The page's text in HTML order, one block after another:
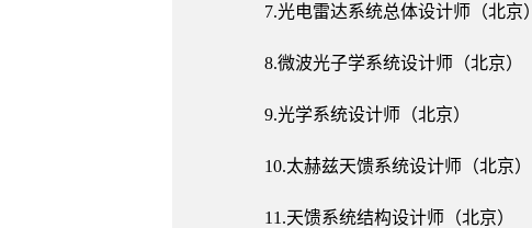
7.光电雷达系统总体设计师（北京）
8.微波光子学系统设计师（北京）
9.光学系统设计师（北京）
10.太赫兹天馈系统设计师（北京）
11.天馈系统结构设计师（北京）